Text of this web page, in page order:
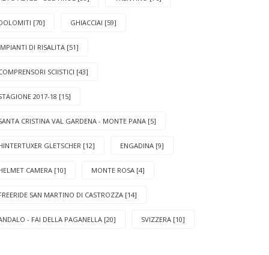
[70] GHIACCIAI [59]
DI RISALITA [51]
SCIISTICI [43]
2017-18 [15]
CRISTINA VAL GARDENA - MONTE PANA [5]
GLETSCHER [12] ENGADINA [9]
CAMERA [10] MONTE ROSA [4]
SAN MARTINO DI CASTROZZA [14]
- FAI DELLA PAGANELLA [20] SVIZZERA [10]